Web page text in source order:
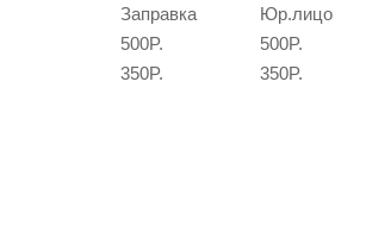
Заправка Юр.лицо
500P. 500P.
350P. 350P.